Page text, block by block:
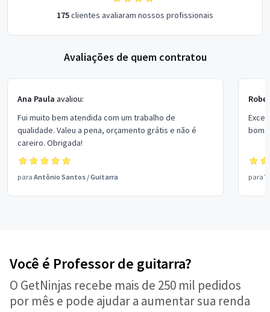
175clientes avaliaram nossos profissionais
Avaliações de quem contratou
Ana Paula avaliou:
Fui muito bem atendida com um trabalho de
qualidade. Valeu a pena, orçamento grátis e não é
careiro. Obrigada!
para Antônio Santos /Guitarra
bom
para
Você é Professor de guitarra?
O GetNinjas recebe mais de 250 mil pedidos
por mês e pode ajudar a aumentar sua renda